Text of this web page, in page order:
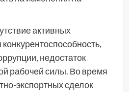
активных
недостаток
рабочей силы. Во время
экспортных сделок